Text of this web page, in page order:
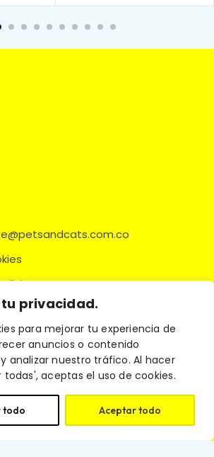
privacidad.
para mejorar tu experiencia de
anuncios o contenido
analizar nuestro tráfico. Al hacer
aceptas el uso de cookies.
todo Aceptar todo
de datos
Todos los derechos reservados.